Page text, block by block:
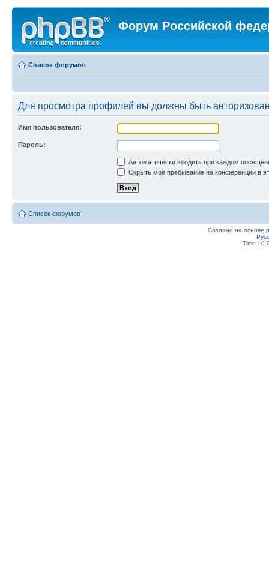
Форум Российской
Список форумов
Для просмотра профилей вы должны быть
Имя пользователя:
Пароль:
Автоматически входить при каждом
Скрыть моё пребывание на конференции в
Список форумов
Создано на основе
Time :